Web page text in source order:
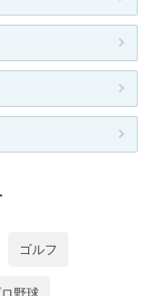
ゴルフ
野球